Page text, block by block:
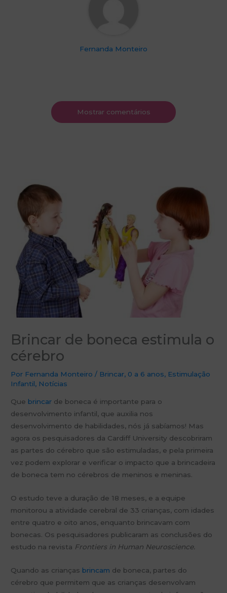
Fernanda Monteiro
Mostrar comentários
Brincar de boneca estimula o
cérebro
Por Fernanda Monteiro/ Brincar, 0 a 6 anos, Estimulação
Infantil, Notícias
Quebrincar de boneca é importante para o
desenvolvimento infantil, que auxilia nos
desenvolvimento de habilidades, nós já sabíamos! Mas
agora os pesquisadores da Cardiff University descobriram
as partes do cérebro que são estimuladas, e pela primeira
vez podem explorar e verificar o impacto que a brincadeira
de boneca tem no cérebros de meninos e meninas.
O estudo teve a duração de 18 meses, e a equipe
monitorou a atividade cerebral de 33 crianças, com idades
entre quatro e oito anos, enquanto brincavam com
bonecas. Os pesquisadores publicaram as conclusões do
estudo na revista Frontiers in Human Neuroscience.
Quando as criançasbrincam de boneca, partes do
cérebro que permitem que as crianças desenvolvam